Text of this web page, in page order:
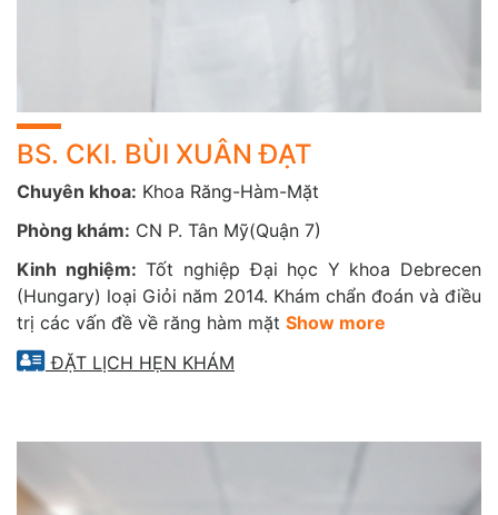
Răng mới này có hình dáng và chức năng gần như các
răng thật. CarePlus thực hiện cấy ghép implant Kontact
Biotech (France), Straumann, Nobel,…
CHỈNH HÌNH RĂNG HÀM MẶT (CHỈNH NHA – NIỀNG
Phương pháp nha khoa giúp điều chỉnh các răng về lại
đúng hướng và đúng vị trí, giúp cải thiện khả năng ăn nhai
và mang lại nụ cười đẹp hơn cho những người có răng
Tư vấn trực tiếp bởi Bác sĩ chuyên gia về chỉnh hình
BS. CKI. BÙI XUÂN ĐẠT
Chuyên khoa: Khoa Răng-Hàm-Mặt
Phòng khám: CN P. Tân Mỹ(Quận 7)
Kinh nghiệm: Tốt nghiệp Đại học Y khoa Debrecen
(Hungary) loại Giỏi năm 2014. Khám chẩn đoán và điều
trị các vấn đề về răng hàm mặt Show more
ĐẶT LỊCH HẸN KHÁM